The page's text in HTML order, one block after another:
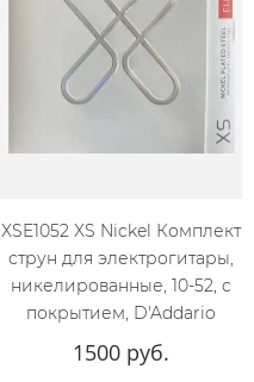
XSE1052 XS Nickel Комплект
струн для электрогитары,
никелированные, 10-52, с
покрытием, D'Addario
1500 руб.